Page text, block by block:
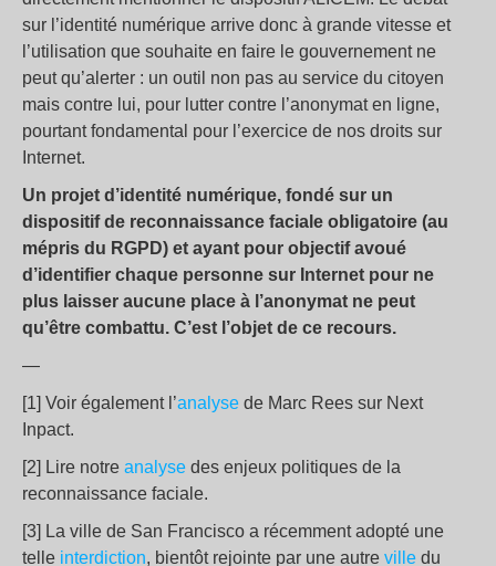
sur l’identité numérique arrive donc à grande vitesse et
l’utilisation que souhaite en faire le gouvernement ne
peut qu’alerter : un outil non pas au service du citoyen
mais contre lui, pour lutter contre l’anonymat en ligne,
pourtant fondamental pour l’exercice de nos droits sur
Internet.
Un projet d’identité numérique, fondé sur un
dispositif de reconnaissance faciale obligatoire (au
mépris du RGPD) et ayant pour objectif avoué
d’identifier chaque personne sur Internet pour ne
plus laisser aucune place à l’anonymat ne peut
qu’être combattu. C’est l’objet de ce recours.
—
[1] Voir également l’analyse de Marc Rees sur Next
Inpact.
[2] Lire notre analyse des enjeux politiques de la
reconnaissance faciale.
[3] La ville de San Francisco a récemment adopté une
telle interdiction, bientôt rejointe par une autre ville du